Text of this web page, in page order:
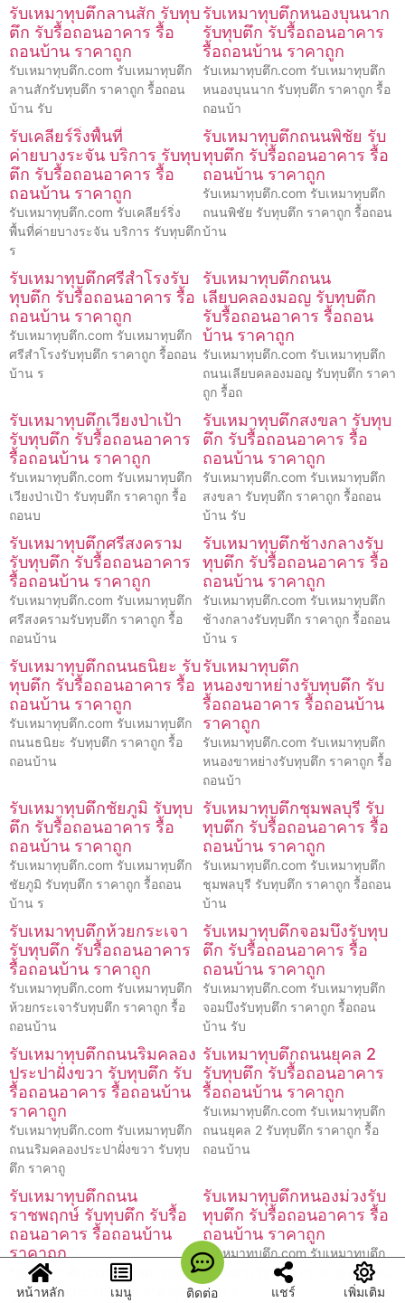
รับเหมาทุบตึกลานสัก รับทุบ
ตึก รับรื้อถอนอาคาร รื้อ
ถอนบ้าน ราคาถูก
รับเหมาทุบตึก.com รับเหมาทุบตึก
ลานสักรับทุบตึก ราคาถูก รื้อถอน
บ้าน รับ
รับเหมาทุบตึกหนองบุนนาก
รับทุบตึก รับรื้อถอนอาคาร
รื้อถอนบ้าน ราคาถูก
รับเหมาทุบตึก.com รับเหมาทุบตึก
หนองบุนนาก รับทุบตึก ราคาถูก รื้อ
ถอนบ้า
รับเคลียร์ริ่งพื้นที่
ค่ายบางระจัน บริการ รับทุบ
ตึก รับรื้อถอนอาคาร รื้อ
ถอนบ้าน ราคาถูก
รับเหมาทุบตึก.com รับเคลียร์ริ่ง
พื้นที่ค่ายบางระจัน บริการ รับทุบตึก
ร
รับเหมาทุบตึกถนนพิชัย รับ
ทุบตึก รับรื้อถอนอาคาร รื้อ
ถอนบ้าน ราคาถูก
รับเหมาทุบตึก.com รับเหมาทุบตึก
ถนนพิชัย รับทุบตึก ราคาถูก รื้อถอน
บ้าน
รับเหมาทุบตึกศรีสำโรงรับ
ทุบตึก รับรื้อถอนอาคาร รื้อ
ถอนบ้าน ราคาถูก
รับเหมาทุบตึก.com รับเหมาทุบตึก
ศรีสำโรงรับทุบตึก ราคาถูก รื้อถอน
บ้าน ร
รับเหมาทุบตึกถนน
เลียบคลองมอญ รับทุบตึก
รับรื้อถอนอาคาร รื้อถอน
บ้าน ราคาถูก
รับเหมาทุบตึก.com รับเหมาทุบตึก
ถนนเลียบคลองมอญ รับทุบตึก ราคา
ถูก รื้อถ
รับเหมาทุบตึกเวียงป่าเป้า
รับทุบตึก รับรื้อถอนอาคาร
รื้อถอนบ้าน ราคาถูก
รับเหมาทุบตึก.com รับเหมาทุบตึก
เวียงป่าเป้า รับทุบตึก ราคาถูก รื้อ
ถอนบ
รับเหมาทุบตึกสงขลา รับทุบ
ตึก รับรื้อถอนอาคาร รื้อ
ถอนบ้าน ราคาถูก
รับเหมาทุบตึก.com รับเหมาทุบตึก
สงขลา รับทุบตึก ราคาถูก รื้อถอน
บ้าน รับ
รับเหมาทุบตึกศรีสงคราม
รับทุบตึก รับรื้อถอนอาคาร
รื้อถอนบ้าน ราคาถูก
รับเหมาทุบตึก.com รับเหมาทุบตึก
ศรีสงครามรับทุบตึก ราคาถูก รื้อ
ถอนบ้าน
รับเหมาทุบตึกช้างกลางรับ
ทุบตึก รับรื้อถอนอาคาร รื้อ
ถอนบ้าน ราคาถูก
รับเหมาทุบตึก.com รับเหมาทุบตึก
ช้างกลางรับทุบตึก ราคาถูก รื้อถอน
บ้าน ร
รับเหมาทุบตึกถนนธนิยะ รับ
ทุบตึก รับรื้อถอนอาคาร รื้อ
ถอนบ้าน ราคาถูก
รับเหมาทุบตึก.com รับเหมาทุบตึก
ถนนธนิยะ รับทุบตึก ราคาถูก รื้อ
ถอนบ้าน
รับเหมาทุบตึก
หนองขาหย่างรับทุบตึก รับ
รื้อถอนอาคาร รื้อถอนบ้าน
ราคาถูก
รับเหมาทุบตึก.com รับเหมาทุบตึก
หนองขาหย่างรับทุบตึก ราคาถูก รื้อ
ถอนบ้า
รับเหมาทุบตึกชัยภูมิ รับทุบ
ตึก รับรื้อถอนอาคาร รื้อ
ถอนบ้าน ราคาถูก
รับเหมาทุบตึก.com รับเหมาทุบตึก
ชัยภูมิ รับทุบตึก ราคาถูก รื้อถอน
บ้าน ร
รับเหมาทุบตึกชุมพลบุรี รับ
ทุบตึก รับรื้อถอนอาคาร รื้อ
ถอนบ้าน ราคาถูก
รับเหมาทุบตึก.com รับเหมาทุบตึก
ชุมพลบุรี รับทุบตึก ราคาถูก รื้อถอน
บ้าน
รับเหมาทุบตึกห้วยกระเจา
รับทุบตึก รับรื้อถอนอาคาร
รื้อถอนบ้าน ราคาถูก
รับเหมาทุบตึก.com รับเหมาทุบตึก
ห้วยกระเจารับทุบตึก ราคาถูก รื้อ
ถอนบ้าน
รับเหมาทุบตึกจอมบึงรับทุบ
ตึก รับรื้อถอนอาคาร รื้อ
ถอนบ้าน ราคาถูก
รับเหมาทุบตึก.com รับเหมาทุบตึก
จอมบึงรับทุบตึก ราคาถูก รื้อถอน
บ้าน รับ
รับเหมาทุบตึกถนนริมคลอง
ประปาฝั่งขวา รับทุบตึก รับ
รื้อถอนอาคาร รื้อถอนบ้าน
ราคาถูก
รับเหมาทุบตึก.com รับเหมาทุบตึก
ถนนริมคลองประปาฝั่งขวา รับทุบ
ตึก ราคาถู
รับเหมาทุบตึกถนนยุคล 2
รับทุบตึก รับรื้อถอนอาคาร
รื้อถอนบ้าน ราคาถูก
รับเหมาทุบตึก.com รับเหมาทุบตึก
ถนนยุคล 2 รับทุบตึก ราคาถูก รื้อ
ถอนบ้าน
รับเหมาทุบตึกถนน
ราชพฤกษ์ รับทุบตึก รับรื้อ
ถอนอาคาร รื้อถอนบ้าน
ราคาถูก
รับเหมาทุบตึก.com รับเหมาทุบตึก
ถนนราชพฤกษ์ รับทุบตึก ราคาถูก
รับเหมาทุบตึกหนองม่วงรับ
ทุบตึก รับรื้อถอนอาคาร รื้อ
ถอนบ้าน ราคาถูก
รับเหมาทุบตึก.com รับเหมาทุบตึก
หนองม่วงรับทุบตึก ราคาถูก รื้อถอน
บ้าน ร
หน้าหลัก เมนู ติดต่อ แชร์ เพิ่มเติม